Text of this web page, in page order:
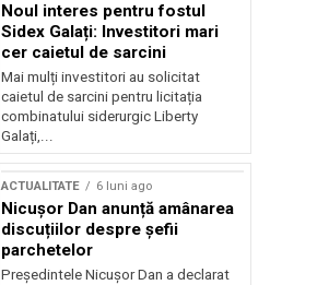
Noul interes pentru fostul
Sidex Galați: Investitori mari
cer caietul de sarcini
Mai mulți investitori au solicitat
caietul de sarcini pentru licitația
combinatului siderurgic Liberty
Galați,...
ACTUALITATE 6 luni ago
Nicușor Dan anunță amânarea
discuțiilor despre șefii
parchetelor
Președintele Nicușor Dan a declarat